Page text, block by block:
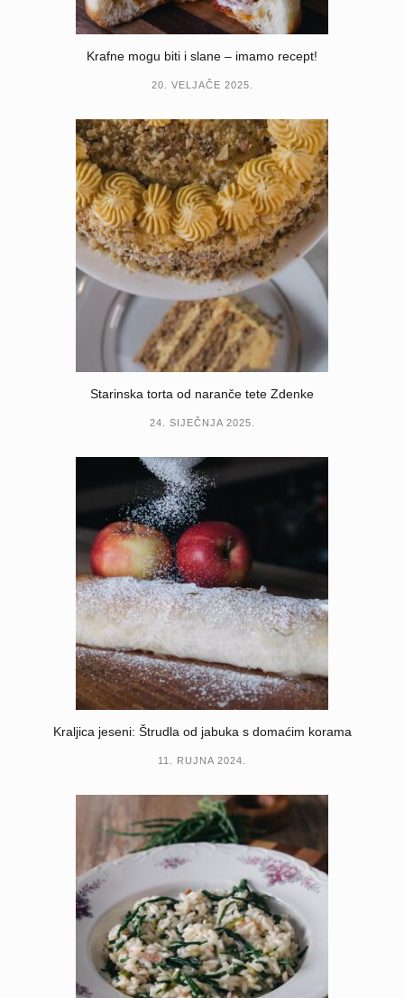
Krafne mogu biti i slane – imamo recept!
20. VELJAČE 2025.
Starinska torta od naranče tete Zdenke
24. SIJEČNJA 2025.
Kraljica jeseni: Štrudla od jabuka s domaćim korama
11. RUJNA 2024.